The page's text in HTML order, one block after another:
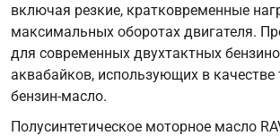
включая резкие, кратковременные
максимальных оборотах двигателя.
для современных двухтактных
аквабайков, использующих в качестве
бензин-масло.
Полусинтетическое моторное масло